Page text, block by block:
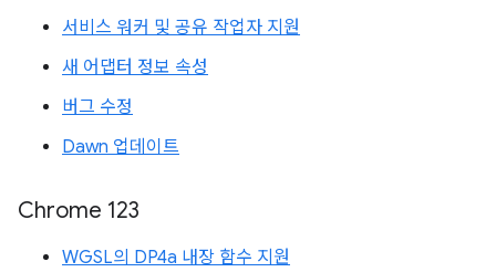
서비스 워커 및 공유 작업자 지원
새 어댑터 정보 속성
버그 수정
Dawn 업데이트
Chrome 123
WGSL의 DP4a 내장 함수 지원